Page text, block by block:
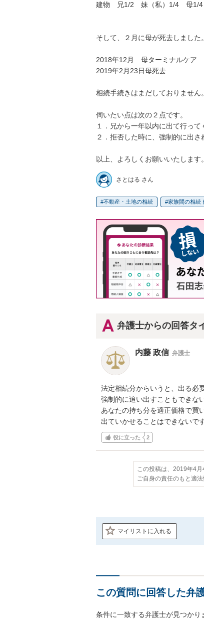
建物　兄1/2　妹（私）1/4　母1/4
そして、２月に母が死去しました。
2018年12月　母ターミナルケア
2019年2月23日母死去
相続手続きはまだしておりません。
伺いたい点は次の２点です。
１．兄から一年以内に出て行っ
２．拒否した時に、強制的に出さ
さとはる さん
不動産・土地の相続 家族間の相続
弁護士からの回答タ
内藤 政信 弁護士
法定相続分からいうと、出る必
強制的に追い出すこともできな
あなたの持ち分を適正価格で買
出ていかせることはできないです
役に立った 2
この投稿は、2019年4月
ご自身の責任のもと適
マイリストに入れる
この質問に回答した弁
条件に一致する弁護士が見つかり